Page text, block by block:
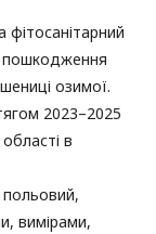
фітосанітарний
пошкодження
озимої.
2023–2025
в
вимірами,